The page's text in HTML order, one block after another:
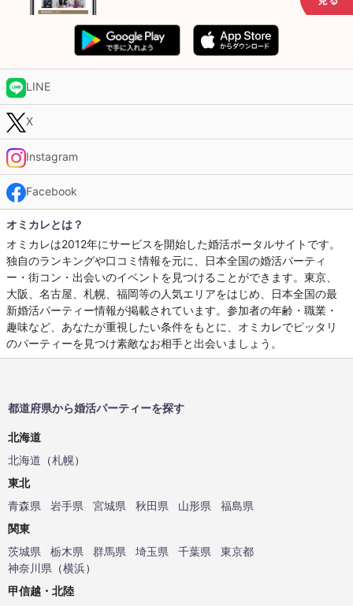
LINE
X
Instagram
Facebook
オミカレとは？
オミカレは2012年にサービスを開始した婚活ポータルサイトです。
独自のランキングや口コミ情報を元に、日本全国の婚活パーティ
ー・街コン・出会いのイベントを見つけることができます。東京、
大阪、名古屋、札幌、福岡等の人気エリアをはじめ、日本全国の最
新婚活パーティー情報が掲載されています。参加者の年齢・職業・
趣味など、あなたが重視したい条件をもとに、オミカレでピッタリ
のパーティーを見つけ素敵なお相手と出会いましょう。
都道府県から婚活パーティーを探す
北海道
北海道 （札幌）
東北
青森県
岩手県 宮城県 秋田県 山形県
福島県
関東
茨城県
栃木県 群馬県 埼玉県 千葉県
東京都
神奈川県 （横浜）
甲信越・北陸